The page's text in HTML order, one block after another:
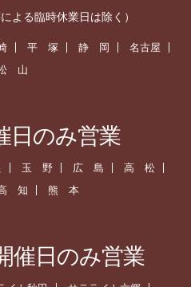
よる臨時休業日は除く）
平 塚 静 岡
名古屋
山
日のみ営業
玉 野 広 島
高 松
知 熊 本
催日のみ営業